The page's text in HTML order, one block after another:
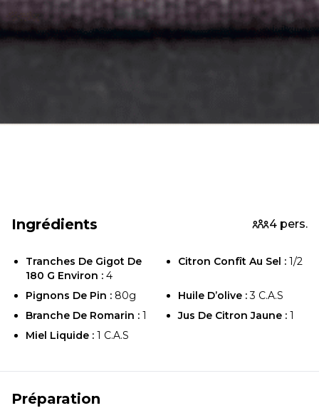
Ingrédients 4 pers.
Tranches De Gigot De
180 G Environ : 4
Citron Confît Au Sel : 1/2
Pignons De Pin : 80g Huile D’olive :3 C.a.s
Branche De Romarin : 1 Jus De Citron Jaune : 1
Miel Liquide : 1 C.a.s
Préparation